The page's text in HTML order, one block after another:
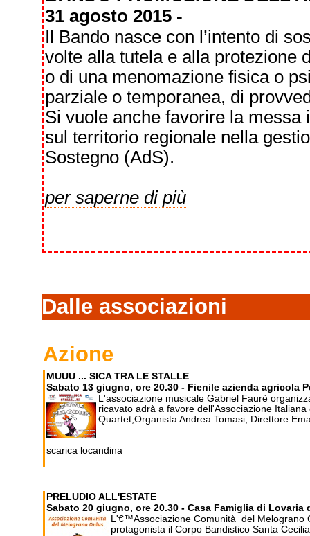
31 agosto 2015 -
Il Bando nasce con l’intento di
volte alla tutela e alla protezione
o di una menomazione fisica o
parziale o temporanea, di
Si vuole anche favorire la
sul territorio regionale nella
Sostegno (AdS).
per saperne di più
Dalle associazioni
Azione
MUUU ... SICA TRA LE STALLE
Sabato 13 giugno, ore 20.30 - Fienile azienda agricola
L'associazione musicale Gabriel Faurè
ricavato adrà a favore dell'Associazione
Quartet,Organista Andrea Tomasi, Direttore
scarica locandina
PRELUDIO ALL'ESTATE
Sabato 20 giugno, ore 20.30 - Casa Famiglia di Lovaria
L'€™Associazione Comunità del Melograno
protagonista il Corpo Bandistico Santa